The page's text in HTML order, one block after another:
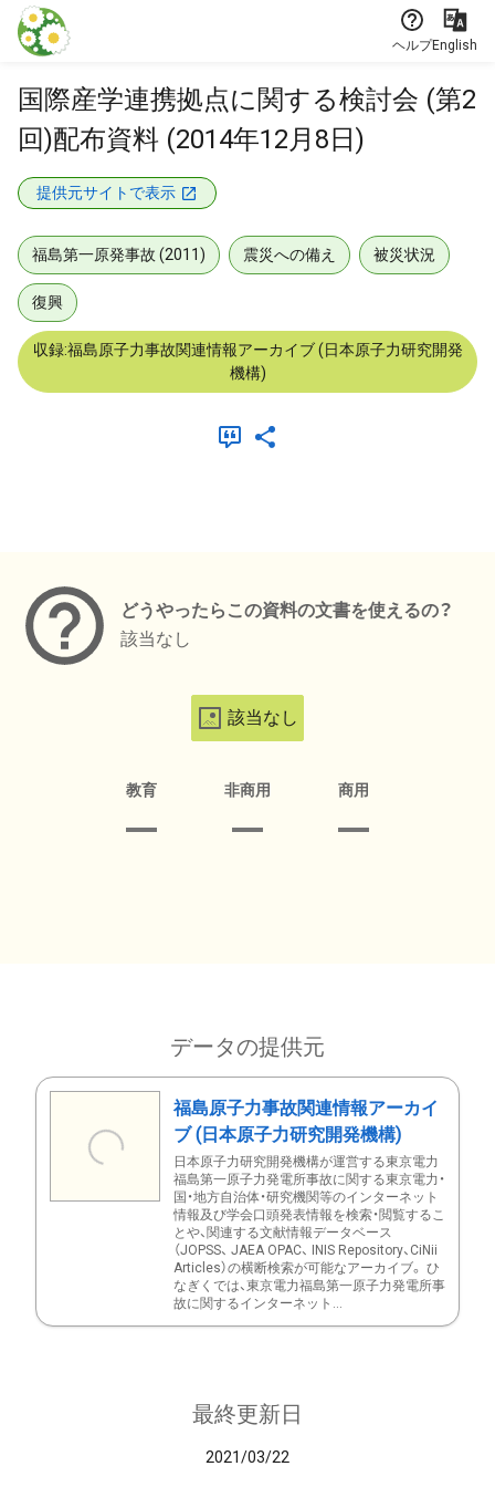
本文に飛ぶ
ヘルプEnglish
国際産学連携拠点に関する検討会 (第2
回)配布資料 (2014年12月8日)
提供元サイトで表示
福島第一原発事故 (2011) 震災への備え 被災状況
復興
収録:福島原子力事故関連情報アーカイブ (日本原子力研究開発
機構)
どうやったらこの資料の文書を使えるの？
該当なし
該当なし
教育 非商用 商用
データの提供元
福島原子力事故関連情報アーカイ
ブ (日本原子力研究開発機構)
日本原子力研究開発機構が運営する東京電力
福島第一原子力発電所事故に関する東京電力・
国・地方自治体・研究機関等のインターネット
情報及び学会口頭発表情報を検索・閲覧するこ
とや、関連する文献情報データベース
（JOPSS、 JAEA OPAC、 INIS Repository、CiNii
Articles）の横断検索が可能なアーカイブ。 ひ
なぎくでは、東京電力福島第一原子力発電所事
故に関するインターネット...
最終更新日
2021/03/22